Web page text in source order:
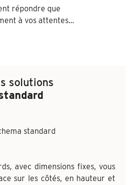
répondre que
à vos attentes…
solutions
avec dimensions fixes, vous
sur les côtés, en hauteur et